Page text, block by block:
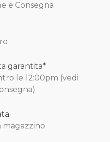
e Consegna
garantita*
le 12:00pm (vedi
magazzino